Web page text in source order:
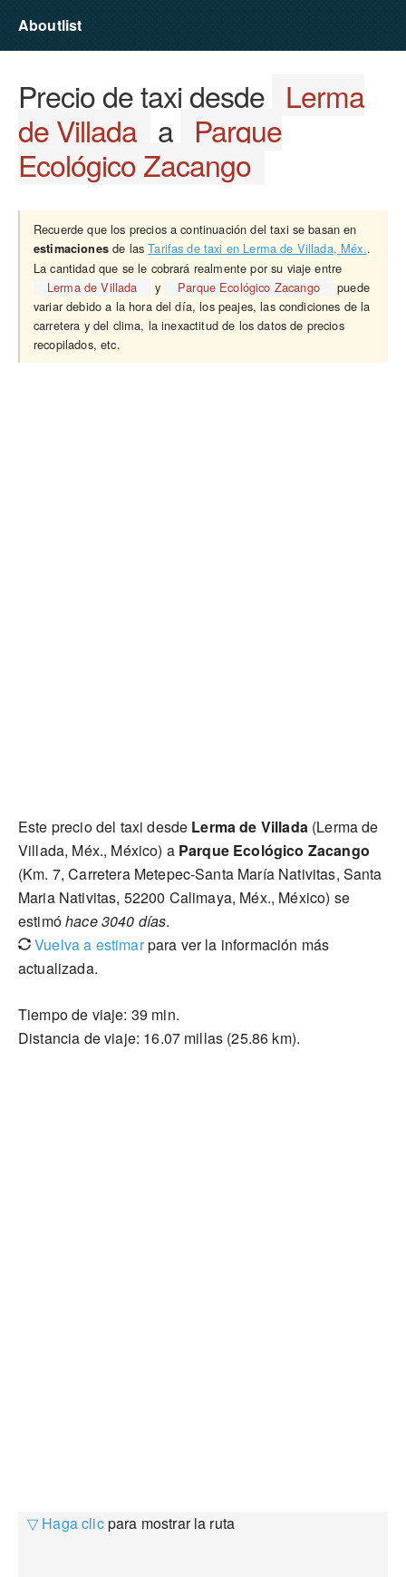
Aboutlist
Precio de taxi desde Lerma
de Villada a Parque
Ecológico Zacango
Recuerde que los precios a continuación del taxi se basan en
estimacionesde lasTarifas de taxi en Lerma de Villada, Méx..
La cantidad que se le cobrará realmente por su viaje entre
Lerma de Villada
y Parque Ecológico Zacango
puede
variar debido a la hora del día, los peajes, las condiciones de la
carretera y del clima, la inexactitud de los datos de precios
recopilados, etc.
Este precio del taxi desde Lerma de Villada(Lerma de
Villada, Méx., México) a Parque Ecológico Zacango
(Km. 7, Carretera Metepec-Santa María Nativitas, Santa
Maria Nativitas, 52200 Calimaya, Méx., México) se
estimóhace 3040 días.
Vuelva a estimarpara ver la información más
actualizada.
Tiempo de viaje: 39 min.
Distancia de viaje: 16.07 millas (25.86 km).
▽ Haga clicpara mostrar la ruta